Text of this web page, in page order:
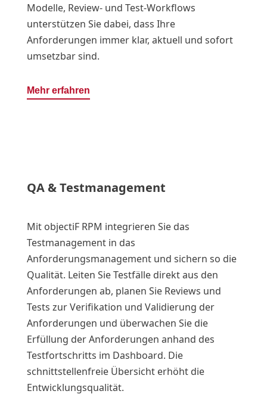
Modelle, Review- und Test-Workflows
unterstützen Sie dabei, dass Ihre
Anforderungen immer klar, aktuell und sofort
umsetzbar sind.
Mehr erfahren
QA & Testmanagement
Mit objectiF RPM integrieren Sie das
Testmanagement in das
Anforderungsmanagement und sichern so die
Qualität. Leiten Sie Testfälle direkt aus den
Anforderungen ab, planen Sie Reviews und
Tests zur Verifikation und Validierung der
Anforderungen und überwachen Sie die
Erfüllung der Anforderungen anhand des
Testfortschritts im Dashboard. Die
schnittstellenfreie Übersicht erhöht die
Entwicklungsqualität.